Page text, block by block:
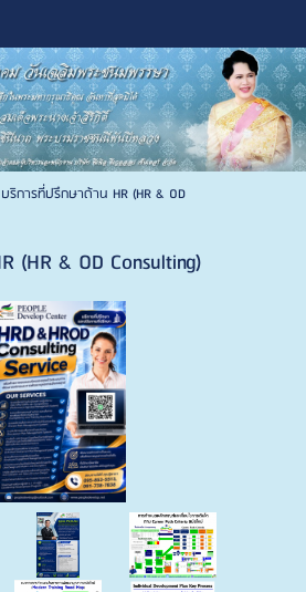
บริการที่ปรึกษาด้าน HR (HR & OD
& OD Consulting)